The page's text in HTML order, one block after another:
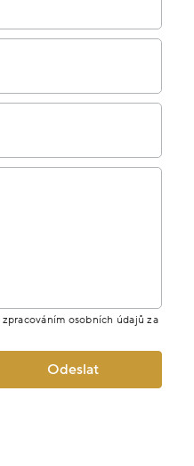
osobních údajů za
Odeslat